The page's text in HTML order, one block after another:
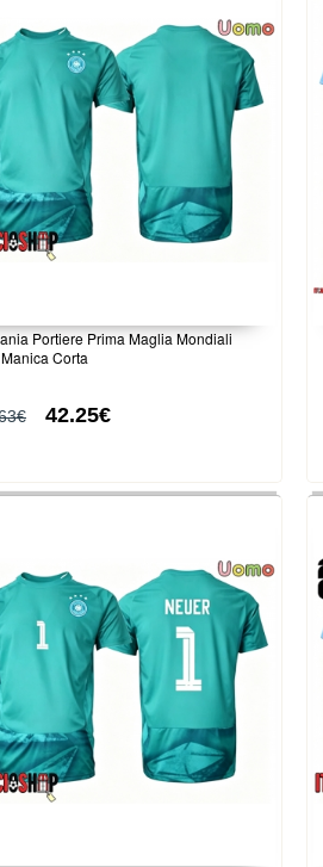
Portiere Prima Maglia Mondiali
Corta
42.25€